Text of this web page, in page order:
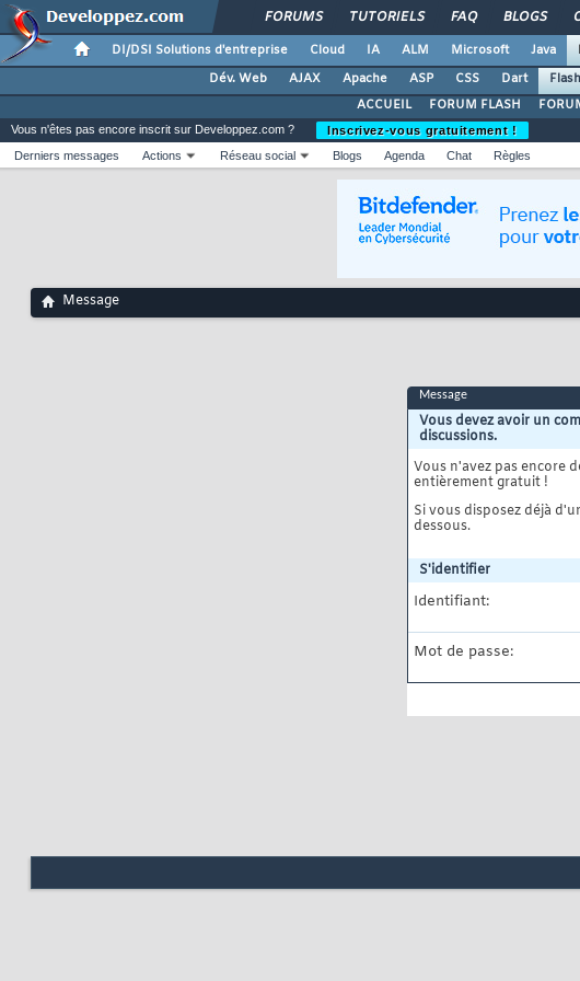
FORUMS TUTORIELS FAQ BLOGS
DI/DSI Solutions d'entreprise Cloud IA ALM Microsoft Java
Dév. Web
AJAX Apache ASP CSS Dart
ACCUEIL
FORUM FLASH
Vous n'êtes pas encore inscrit sur Developpez.com ?
Inscrivez-vous gratuitement !
Derniers messages
Actions Réseau social Blogs Agenda Chat Règles
Message
Message
Vous devez avoir un
discussions.
Vous n'avez pas encore
entièrement gratuit !
Si vous disposez déjà
dessous.
S'identifier
Identifiant:
Mot de passe: